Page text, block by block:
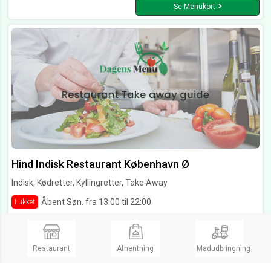
Se Menukort
Hind Indisk Restaurant København Ø
Indisk, Kødretter, Kyllingretter, Take Away
Lukket
Åbent Søn. fra 13:00 til 22:00
Ring og bestil
Restaurant
Afhentning Madudbringning